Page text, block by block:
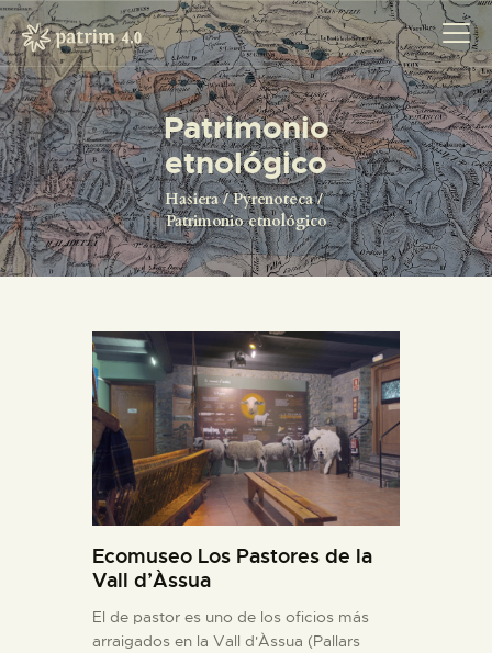
Patrimonio
etnológico
Hasiera
Pyrenoteca
Patrimonio etnológico
HASIERA
PYRENOTECA 4.0
PROIEKTUAK
SAREA
Ecomuseo Los Pastores de la
Vall d’Àssua
El de pastor es uno de los oficios más
arraigados en la Vall d'Àssua (Pallars